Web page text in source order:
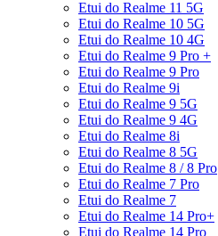
Etui do Realme 11 5G
Etui do Realme 10 5G
Etui do Realme 10 4G
Etui do Realme 9 Pro +
Etui do Realme 9 Pro
Etui do Realme 9i
Etui do Realme 9 5G
Etui do Realme 9 4G
Etui do Realme 8i
Etui do Realme 8 5G
Etui do Realme 8 / 8 Pro
Etui do Realme 7 Pro
Etui do Realme 7
Etui do Realme 14 Pro+
Etui do Realme 14 Pro